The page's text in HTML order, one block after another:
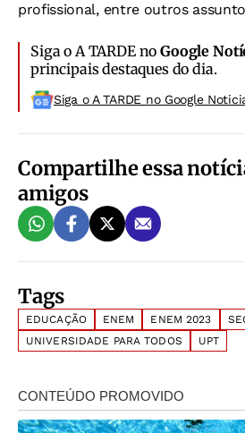
profissional, entre outros
Siga o A TARDE noGoogle
principais destaques do dia.
Siga o A TARDE no Google
Compartilhe essa
amigos
Tags
EDUCAÇÃO ENEM ENEM 2023
UNIVERSIDADE PARA TODOS
UPT